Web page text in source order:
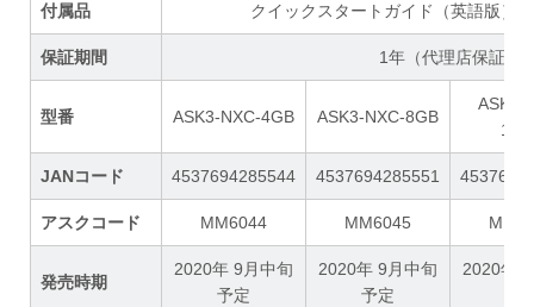
付属品 クイックスタートガイド（英語版）
保証期間 1年（代理店保証）
型番 ASK3-NXC-4GB ASK3-NXC-8GB
ASK3-
JANコード 4537694285544 4537694285551
アスクコード MM6044 MM6045
発売時期
2020年 9月中旬
予定
2020年 9月中旬
予定
2020年